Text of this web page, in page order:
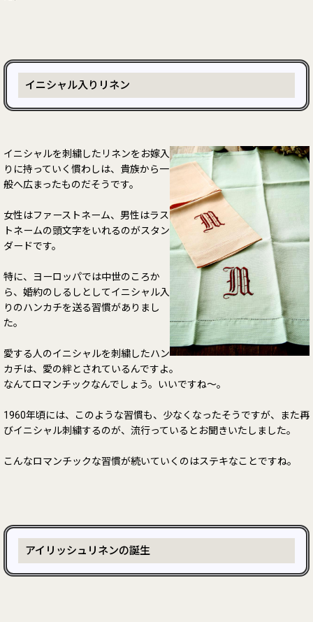
イニシャル入りリネン
イニシャルを刺繍したリネンをお嫁入
りに持っていく慣わしは、貴族から一
般へ広まったものだそうです。
女性はファーストネーム、男性はラス
トネームの頭文字をいれるのがスタン
ダードです。
特に、ヨーロッパでは中世のころか
ら、婚約のしるしとしてイニシャル入
りのハンカチを送る習慣がありまし
た。
愛する人のイニシャルを刺繍したハン
カチは、愛の絆とされているんですよ。
なんてロマンチックなんでしょう。いいですね～。
1960年頃には、このような習慣も、少なくなったそうですが、また再
びイニシャル刺繍するのが、流行っているとお聞きいたしました。
こんなロマンチックな習慣が続いていくのはステキなことですね。
アイリッシュリネンの誕生